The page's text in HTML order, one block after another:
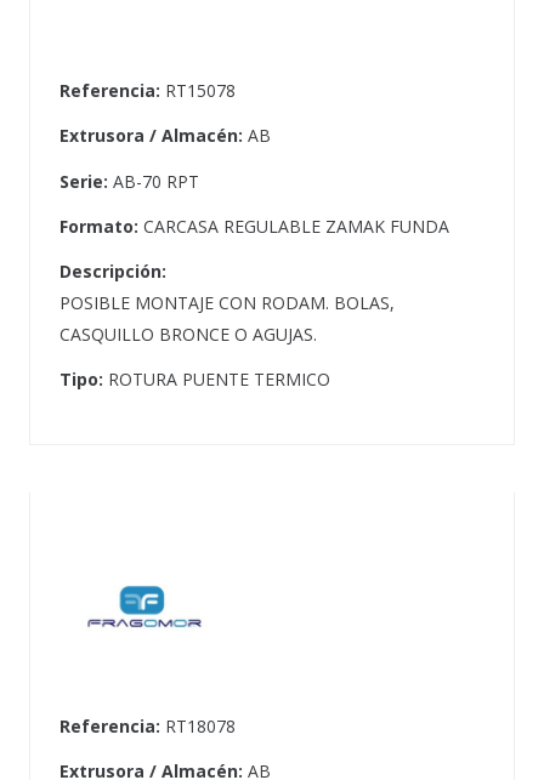
Referencia: RT15078
Extrusora / Almacén: AB
Serie: AB-70 RPT
Formato: CARCASA REGULABLE ZAMAK FUNDA
Descripción:
POSIBLE MONTAJE CON RODAM. BOLAS,
CASQUILLO BRONCE O AGUJAS.
Tipo: ROTURA PUENTE TERMICO
Referencia: RT18078
Extrusora / Almacén: AB